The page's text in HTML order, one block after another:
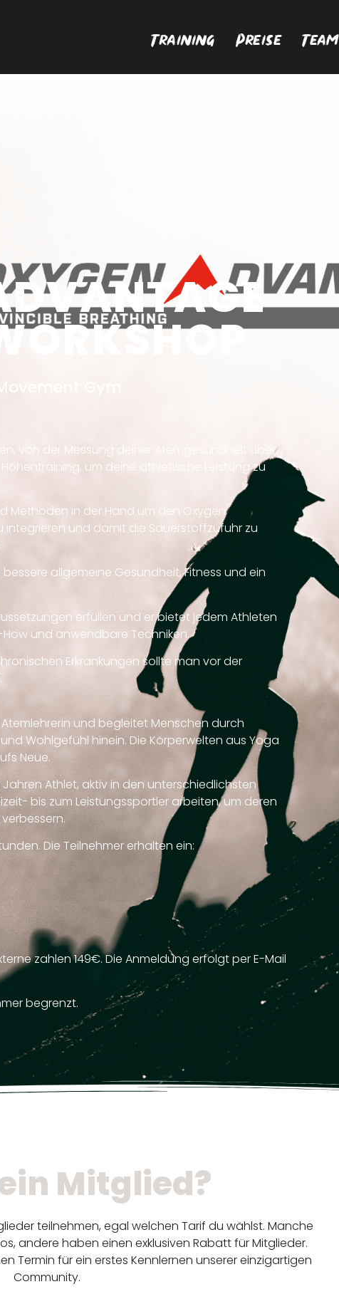
Training Preise Team
Gym
von der Messung deiner Atemgesundheit über
um deine athletische Leistung zu
Methoden in der Hand um den Oxygen
und damit die Sauerstoffzufuhr zu
allgemeine Gesundheit, Fitness und ein
erfüllen und er bietet jedem Athleten
und anwendbare Techniken.
Erkrankungen sollte man vor der
und begleitet Menschen durch
Wohlgefühl hinein. Die Körperwelten aus Yoga
Neue.
Athlet, aktiv in den unterschiedlichsten
bis zum Leistungssportler arbeiten, um deren
Die Teilnehmer erhalten ein:
zahlen 149€. Die Anmeldung erfolgt per E-Mail
begrenzt.
Mitglied?
teilnehmen, egal welchen Tarif du wählst. Manche
andere haben einen exklusiven Rabatt für Mitglieder.
Termin für ein erstes Kennlernen unserer einzigartigen
Community.